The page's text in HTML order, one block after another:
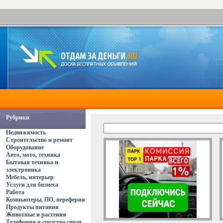
Рубрики
Недвижимость
Строительство и ремонт
Оборудование
Авто, мото, техника
Бытовая техника и
электроника
Мебель, интерьер
Услуги для бизнеса
Работа
Компьютеры, ПО, переферия
Продукты питания
Животные и растения